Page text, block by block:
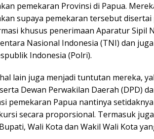
pemekaran Provinsi di Papua.
supaya pemekaran tersebut disertai
khusus penerimaan Aparatur Sipil
Nasional Indonesia (TNI) dan
Indonesia (Polri).
lain juga menjadi tuntutan mereka,
Dewan Perwakilan Daerah (DPD)
pemekaran Papua nantinya
secara proporsional. Termasuk
Wali Kota dan Wakil Wali Kota